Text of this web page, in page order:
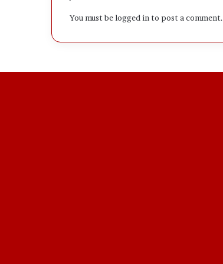
You must belogged into post a comment.